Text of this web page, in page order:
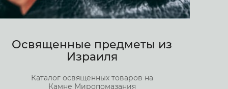
Освященные предметы из
Израиля
Каталог освященных товаров на
Камне Миропомазания